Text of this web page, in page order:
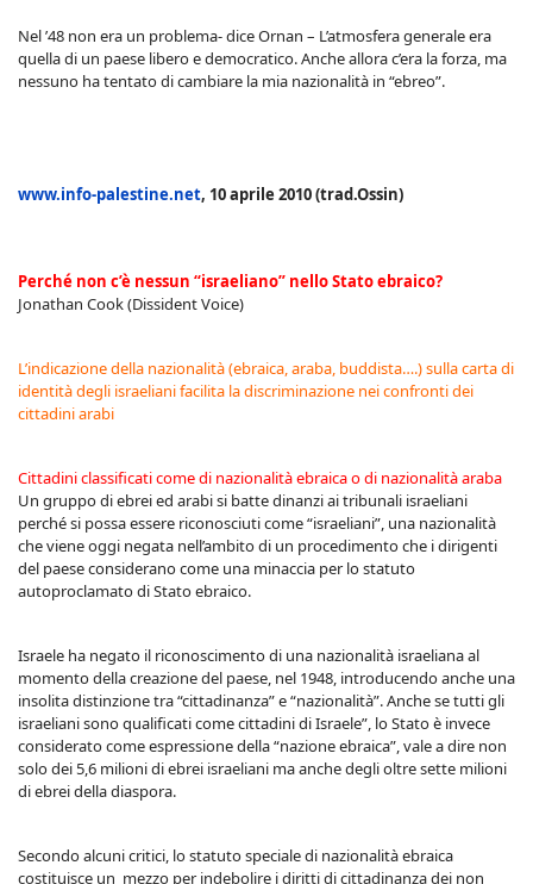
Nel ’48 non era un problema- dice Ornan – L’atmosfera generale era
quella di un paese libero e democratico. Anche allora c’era la forza, ma
nessuno ha tentato di cambiare la mia nazionalità in “ebreo”.
www.info-palestine.net, 10 aprile 2010 (trad.Ossin)
Perché non c’è nessun “israeliano” nello Stato ebraico?
Jonathan Cook (Dissident Voice)
L’indicazione della nazionalità (ebraica, araba, buddista….) sulla carta di
identità degli israeliani facilita la discriminazione nei confronti dei
cittadini arabi
Cittadini classificati come di nazionalità ebraica o di nazionalità araba
Un gruppo di ebrei ed arabi si batte dinanzi ai tribunali israeliani
perché si possa essere riconosciuti come “israeliani”, una nazionalità
che viene oggi negata nell’ambito di un procedimento che i dirigenti
del paese considerano come una minaccia per lo statuto
autoproclamato di Stato ebraico.
Israele ha negato il riconoscimento di una nazionalità israeliana al
momento della creazione del paese, nel 1948, introducendo anche una
insolita distinzione tra “cittadinanza” e “nazionalità”. Anche se tutti gli
israeliani sono qualificati come cittadini di Israele”, lo Stato è invece
considerato come espressione della “nazione ebraica”, vale a dire non
solo dei 5,6 milioni di ebrei israeliani ma anche degli oltre sette milioni
di ebrei della diaspora.
Secondo alcuni critici, lo statuto speciale di nazionalità ebraica
costituisce un mezzo per indebolire i diritti di cittadinanza dei non